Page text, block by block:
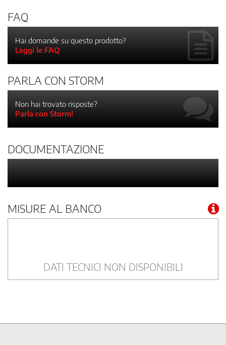
FAQ
Hai domande su questo prodotto?
Leggi le FAQ
PARLA CON STORM
Non hai trovato risposte?
Parla con Storm!
DOCUMENTAZIONE
MISURE AL BANCO
DATI TECNICI NON DISPONIBILI